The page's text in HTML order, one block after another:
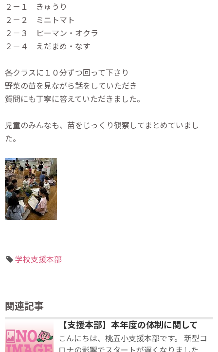
２－１ きゅうり
２－２ ミニトマト
２－３ ピーマン・オクラ
２－４ えだまめ・なす
各クラスに１０分ずつ回って下さり
野菜の苗を見ながら話をしていただき
質問にも丁寧に答えていただきました。
児童のみんなも、苗をじっくり観察してまとめていまし
た。
学校支援本部
関連記事
【支援本部】本年度の体制に関して
こんにちは、桃五小支援本部です。 新型コ
ロナの影響でスタートが遅くなりました